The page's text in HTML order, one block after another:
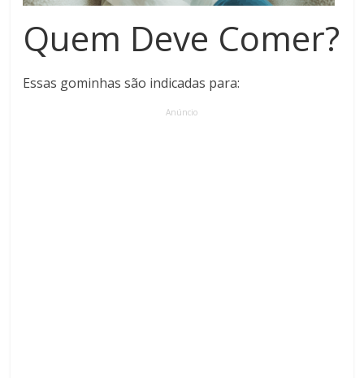
Quem Deve Comer?
Essas gominhas são indicadas para:
Anúncio